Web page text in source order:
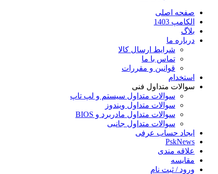
صفحه اصلی
الکامپ 1403
بلاگ
درباره ما
شرایط ارسال کالا
تماس با ما
قوانین و مقررات
استخدام
سوالات متداول فنی
سوالات متداول سیستم و لپ تاپ
سوالات متداول ویندوز
سوالات متداول مادربرد و BIOS
سوالات متداول جانبی
ایجاد حساب عرفی
PskNews
علاقه مندی
مقایسه
ورود / ثبت نام